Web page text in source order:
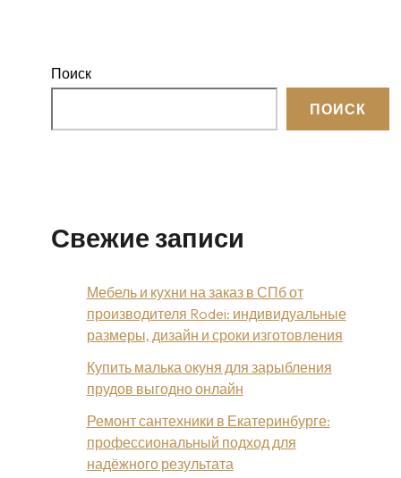
Поиск
ПОИСК
Свежие записи
Мебель и кухни на заказ в СПб от
производителя Rodei: индивидуальные
размеры, дизайн и сроки изготовления
Купить малька окуня для зарыбления
прудов выгодно онлайн
Ремонт сантехники в Екатеринбурге:
профессиональный подход для
надёжного результата